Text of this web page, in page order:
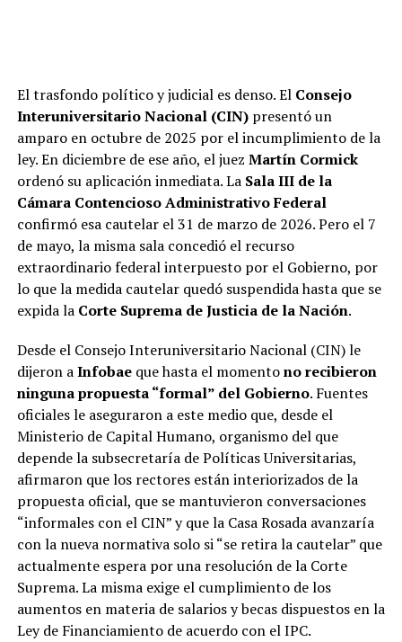
El trasfondo político y judicial es denso. El Consejo
Interuniversitario Nacional (CIN)presentó un
amparo en octubre de 2025 por el incumplimiento de la
ley. En diciembre de ese año, el juez Martín Cormick
ordenó su aplicación inmediata. La Sala III de la
Cámara Contencioso Administrativo Federal
confirmó esa cautelar el 31 de marzo de 2026. Pero el 7
de mayo, la misma sala concedió el recurso
extraordinario federal interpuesto por el Gobierno, por
lo que la medida cautelar quedó suspendida hasta que se
expida la Corte Suprema de Justicia de la Nación.
Desde el Consejo Interuniversitario Nacional (CIN) le
dijeron aInfobae que hasta el momentono recibieron
ninguna propuesta “formal” del Gobierno. Fuentes
oficiales le aseguraron a este medio que, desde el
Ministerio de Capital Humano, organismo del que
depende la subsecretaría de Políticas Universitarias,
afirmaron que los rectores están interiorizados de la
propuesta oficial, que se mantuvieron conversaciones
“informales con el CIN” y que la Casa Rosada avanzaría
con la nueva normativa solo si “se retira la cautelar” que
actualmente espera por una resolución de la Corte
Suprema. La misma exige el cumplimiento de los
aumentos en materia de salarios y becas dispuestos en la
Ley de Financiamiento de acuerdo con el IPC.